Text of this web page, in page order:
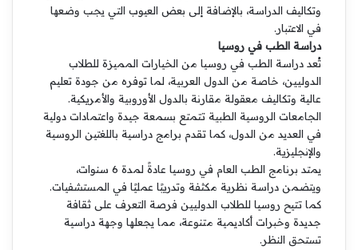
وتكاليف الدراسة، بالإضافة إلى بعض العيوب التي يجب وضعها
في الاعتبار.
دراسة الطب في روسيا
تُعد دراسة الطب في روسيا من الخيارات المميزة للطلاب
الدوليين، خاصة من الدول العربية، لما توفره من جودة تعليم
عالية وتكاليف معقولة مقارنة بالدول الأوروبية والأمريكية.
الجامعات الروسية الطبية تتمتع بسمعة جيدة واعتمادات دولية
في العديد من الدول، كما تقدم برامج دراسية باللغتين الروسية
والإنجليزية.
يمتد برنامج الطب العام في روسيا عادةً لمدة 6 سنوات،
ويتضمن دراسة نظرية مكثفة وتدريبًا عمليًا في المستشفيات.
كما تتيح روسيا للطلاب الدوليين فرصة التعرف على ثقافة
جديدة وخبرات أكاديمية متنوعة، مما يجعلها وجهة دراسية
تستحق النظر.